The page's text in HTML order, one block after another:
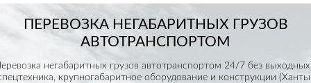
ПЕРЕВОЗКА НЕГАБАРИТНЫХ ГРУЗОВ
АВТОТРАНСПОРТОМ
негабаритных грузов автотранспортом 24/7 без
крупногабаритное оборудование и конструкции